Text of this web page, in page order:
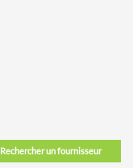
Rechercher un fournisseur